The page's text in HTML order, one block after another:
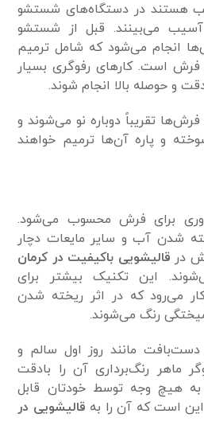
هستند در دستگاه‌های شستشو
می‌بینند. قبل از شستشو
انجام می‌شود که شامل ترمیم
است. کارهای رفوگری بسیار
و حوصله بالا انجام شوند.
تقریباً دوباره نو می‌شوند و
و پاره آن‌ها ترمیم خواهند
برای فرش محسوب می‌شود.
شدن آب و سایر مایعات دچار
در قالیشویی باکیفیت در کرمان
این تکنیک بیشتر برای
می‌رود که در اثر ریخته شدن
رنگ می‌شوند.
مانند روز اول سالم و
ماهر رنگ‌برداری آن را بادقت
هیچ وجه توسط خودتان قابل
است که آن را به قالیشویی در